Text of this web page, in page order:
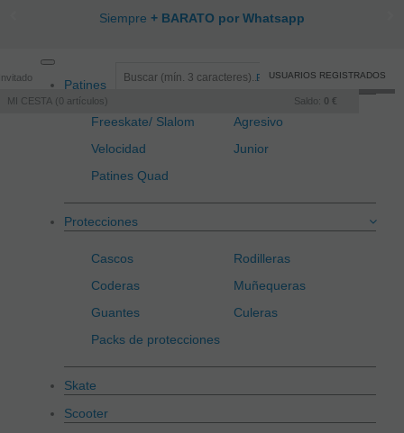
Siempre + BARATO por Whatsapp
Registro/Iniciar sesión
MI CESTA 0 artículos Saldo: 0 €
USUARIOS REGISTRADOS
navigation
Patines
Freeskate/ Slalom
Agresivo
Velocidad
Junior
Patines Quad
Protecciones
Cascos
Rodilleras
Coderas
Muñequeras
Guantes
Culeras
Packs de protecciones
Skate
Scooter